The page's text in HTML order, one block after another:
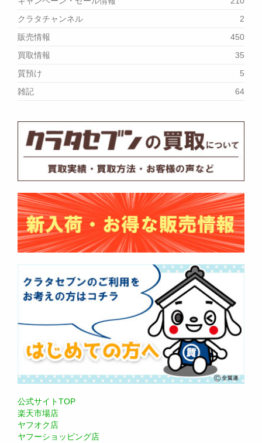
クラタチャンネル
2
販売情報
450
買取情報
35
質預け
5
雑記
64
公式サイトTOP
楽天市場店
ヤフオク店
ヤフーショッピング店